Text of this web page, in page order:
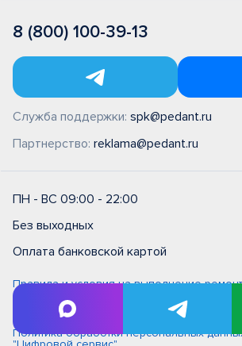
8 (800) 100-39-13
Служба поддержки: spk@pedant.ru
Партнерство: reklama@pedant.ru
ПН - ВС 09:00 - 22:00
Без выходных
Оплата банковской картой
Правила и условия на выполнение
сервисном центре типовые (единые)
Политика обработки персональных данных
Политика обработки персональных